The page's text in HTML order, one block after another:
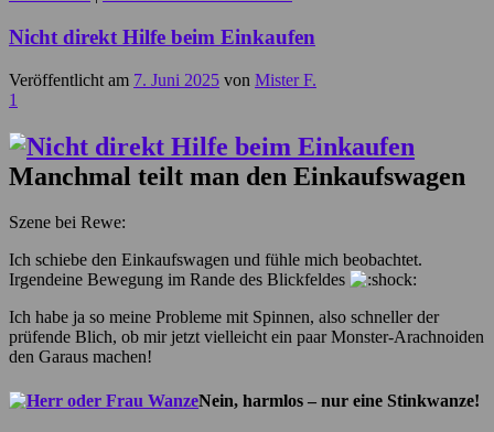
Nicht direkt Hilfe beim Einkaufen
Veröffentlicht am 7. Juni 2025 von Mister F.
1
Manchmal teilt man den Einkaufswagen
Szene bei Rewe:
Ich schiebe den Einkaufswagen und fühle mich beobachtet.
Irgendeine Bewegung im Rande des Blickfeldes
Ich habe ja so meine Probleme mit Spinnen, also schneller der
prüfende Blich, ob mir jetzt vielleicht ein paar Monster-Arachnoiden
den Garaus machen!
Nein, harmlos – nur eine Stinkwanze!